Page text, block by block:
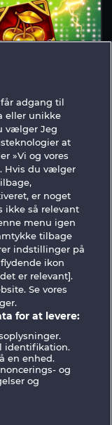
Fruits RoAR
adgang til
eller unikke
vælger Jeg
at
»Vi og vores
Hvis du vælger
er noget
ikke så relevant
menu igen
tilbage
indstillinger på
ikon
er relevant].
Se vores
for at levere:
identifikation.
en enhed.
og
og